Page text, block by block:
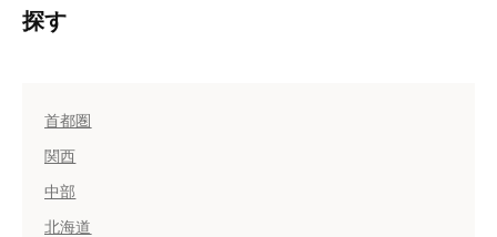
探す
首都圏
関西
中部
北海道